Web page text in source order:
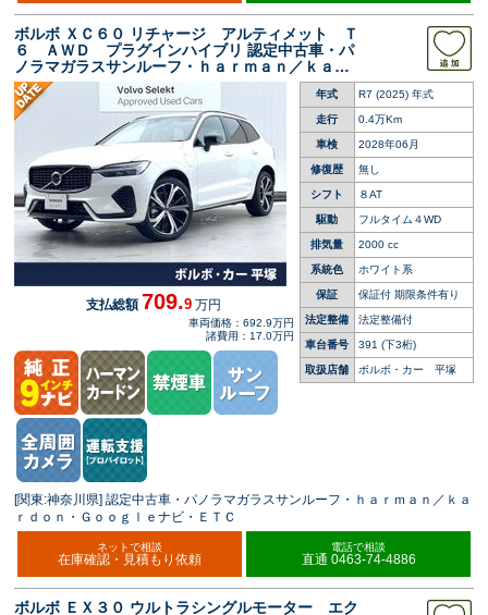
ボルボ ＸＣ６０ リチャージ アルティメット Ｔ
６ ＡＷＤ プラグインハイブリ 認定中古車・パ
ノラマガラスサンルーフ・ｈａｒｍａｎ／ｋａｒ
ｄｏｎ・Ｇｏｏｇｌｅナビ・ＥＴＣ 茶革 Ｇｏ
ｏｇｌｅナビ メモリー機能付きパワーシート
シートヒーター ベンチレーション パワーテー
年式 R7 (2025) 年式
走行 0.4万Km
車検 2028年06月
修復歴 無し
シフト ８AT
駆動 フルタイム４WD
排気量 2000 cc
系統色 ホワイト系
保証 保証付 期限条件有り
法定整備 法定整備付
車台番号 391 (下3桁)
取扱店舗 ボルボ・カー 平塚
支払総額709.9 万円
車両価格：692.9万円
諸費用：17.0万円
[関東:神奈川県] 認定中古車・パノラマガラスサンルーフ・ｈａｒｍａｎ／ｋａ
ｒｄｏｎ・Ｇｏｏｇｌｅナビ・ＥＴＣ
ネットで相談
在庫確認・見積もり依頼
電話で相談
直通 0463-74-4886
ボルボ ＥＸ３０ ウルトラシングルモーター エク